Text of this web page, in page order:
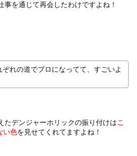
事を通じて再会したわけですよね！
れの道でプロになってて、すごいよ
たデンジャーホリックの振り付けはこ
い色を見せてくれてますよね！